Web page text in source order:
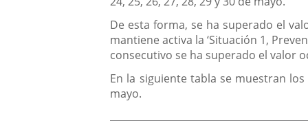
De esta forma, se ha superado el
mantiene activa la ‘Situación 1,
consecutivo se ha superado el valor
En la siguiente tabla se muestran los
mayo.